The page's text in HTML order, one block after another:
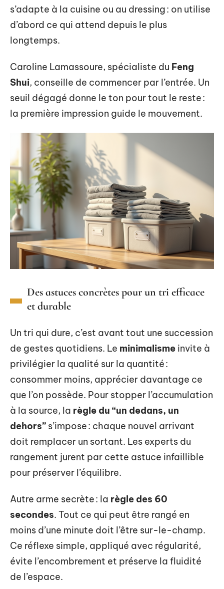
s’adapte à la cuisine ou au dressing : on utilise
d’abord ce qui attend depuis le plus
longtemps.
Caroline Lamassoure, spécialiste du Feng
Shui, conseille de commencer par l’entrée. Un
seuil dégagé donne le ton pour tout le reste :
la première impression guide le mouvement.
Des astuces concrètes pour un tri efficace
et durable
Un tri qui dure, c’est avant tout une succession
de gestes quotidiens. Le minimalisme invite à
privilégier la qualité sur la quantité :
consommer moins, apprécier davantage ce
que l’on possède. Pour stopper l’accumulation
à la source, la règle du “un dedans, un
dehors” s’impose : chaque nouvel arrivant
doit remplacer un sortant. Les experts du
rangement jurent par cette astuce infaillible
pour préserver l’équilibre.
Autre arme secrète : la règle des 60
secondes. Tout ce qui peut être rangé en
moins d’une minute doit l’être sur-le-champ.
Ce réflexe simple, appliqué avec régularité,
évite l’encombrement et préserve la fluidité
de l’espace.